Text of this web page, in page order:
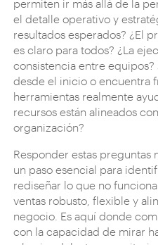
permiten ir más allá de la
el detalle operativo y
resultados esperados? ¿El
es claro para todos? ¿La
consistencia entre
desde el inicio o encuentra
herramientas realmente
recursos están alineados
organización?
Responder estas preguntas
un paso esencial para
rediseñar lo que no
ventas robusto, flexible y
negocio. Es aquí donde
con la capacidad de mirar